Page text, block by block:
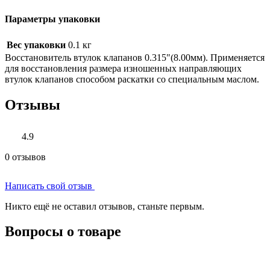
Параметры упаковки
Вес упаковки 0.1 кг
Восстановитель втулок клапанов 0.315"(8.00мм). Применяется
для восстановления размера изношенных направляющих
втулок клапанов способом раскатки со специальным маслом.
Отзывы
4.9
0 отзывов
Написать свой отзыв
Никто ещё не оставил отзывов, станьте первым.
Вопросы о товаре